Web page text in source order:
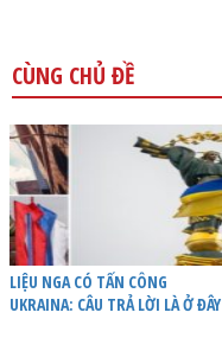
CÙNG CHỦ ĐỀ
LIỆU NGA CÓ TẤN CÔNG
UKRAINA: CÂU TRẢ LỜI LÀ Ở ĐÂY